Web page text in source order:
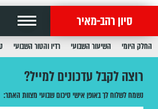
סיון רהב-מאיר
החלק היומי השיעור השבועי רדיו והטור השבועי
רוצה לקבל עדכונים למייל?
נשמח לשלוח לך באופן אישי סיכום שבועי מצוות האתר: